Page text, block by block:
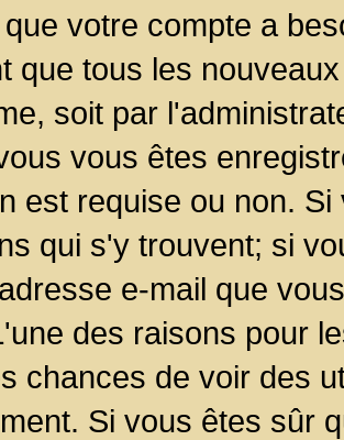
votre compte a
que tous les
soit par
vous êtes
est requise ou non.
qui s'y trouvent; si
e-mail que
des raisons pour
chances de voir des
Si vous êtes sûr